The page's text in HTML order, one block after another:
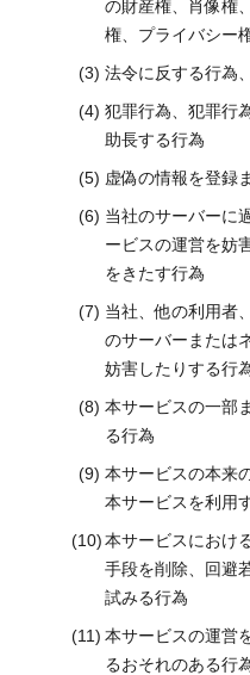
の財産権、肖像権
権、プライバシー
法令に反する行為
犯罪行為、犯罪行
助長する行為
虚偽の情報を登録
当社のサーバーに
ービスの運営を妨
をきたす行為
当社、他の利用者
のサーバーまたは
妨害したりする行
本サービスの一部
る行為
本サービスの本来
本サービスを利用
本サービスにおけ
手段を削除、回避
試みる行為
本サービスの運営
るおそれのある行